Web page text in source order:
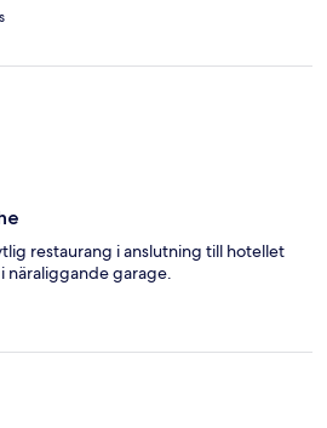
restaurang i anslutning till hotellet
näraliggande garage.